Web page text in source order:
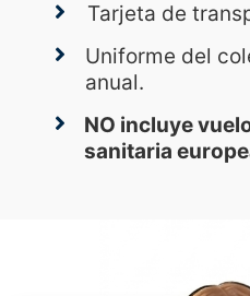
Tarjeta de
Uniforme del
anual.
NO incluye
sanitaria